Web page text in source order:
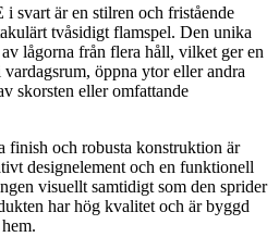
är en stilren och fristående
tvåsidigt flamspel. Den unika
lågorna från flera håll, vilket ger en
öppna ytor eller andra
skorsten eller omfattande
finish och robusta konstruktion är
designelement och en funktionell
visuellt samtidigt som den sprider
har hög kvalitet och är byggd